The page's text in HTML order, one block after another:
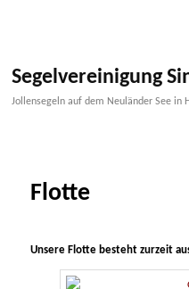
Segelvereinigung
Jollensegeln auf dem Neuländer See in
Flotte
Unsere Flotte besteht zurzeit